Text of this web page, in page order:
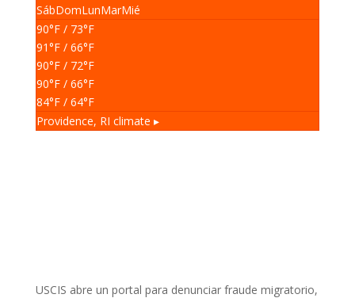
SábDomLunMarMié
90°F/ 73°F
91°F/ 66°F
90°F/ 72°F
90°F/ 66°F
84°F/ 64°F
Providence, RI climate ▸
USCIS abre un portal para denunciar fraude migratorio,